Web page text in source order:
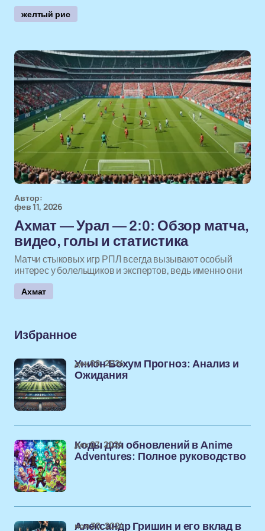
желтый рис
Автор:
фев 11, 2026
Ахмат — Урал — 2:0: Обзор матча,
видео, голы и статистика
Матчи стыковых игр РПЛ всегда вызывают особый
интерес у болельщиков и экспертов, ведь именно они
Ахмат
Избранное
Унион Бохум Прогноз: Анализ и
Ожидания
дек 08, 2024
Коды для обновлений в Anime
Adventures: Полное руководство
дек 07, 2024
Александр Гришин и его вклад в
ноя 30, 2024